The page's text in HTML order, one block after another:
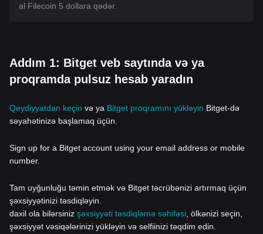
al Filecoin 5 dollara qədər.
Addım 1: Bitget veb saytında və ya
proqramda pulsuz hesab yaradın
Qeydiyyatdan keçin və ya Bitget proqramını yükləyin Bitget-də
səyahətinizə başlamaq üçün.
Sign up for a Bitget account using your email address or mobile
number.
Tam uyğunluğu təmin etmək və Bitget təcrübənizi artırmaq üçün
şəxsiyyətinizi təsdiqləyin.
daxil ola bilərsiniz şəxsiyyəti təsdiqləmə səhifəsi , ölkənizi seçin,
şəxsiyyət vəsiqələrinizi yükləyin və selfiinizi təqdim edin.